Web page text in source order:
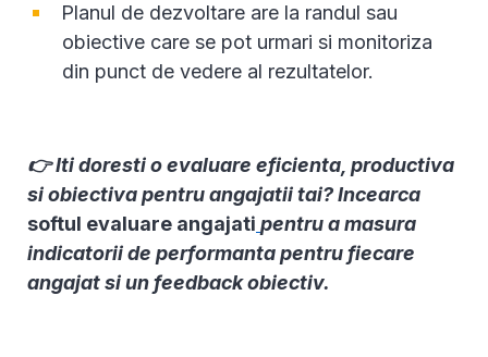
Planul de dezvoltare are la randul sau
obiective care se pot urmari si monitoriza
din punct de vedere al rezultatelor.
👉 Iti doresti o evaluare eficienta, productiva
si obiectiva pentru angajatii tai? Incearca
softul evaluare angajati pentru a masura
indicatorii de performanta pentru fiecare
angajat si un feedback obiectiv.